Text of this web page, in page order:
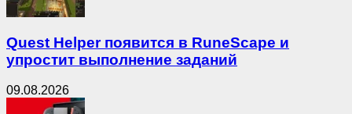
Quest Helper появится в RuneScape и
упростит выполнение заданий
09.08.2026